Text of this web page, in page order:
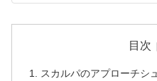
目次
スカルパのアプローチシ